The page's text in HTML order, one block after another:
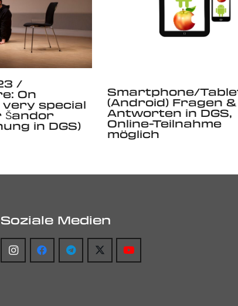
/
On
special
Šandor
in DGS)
Smartphone/
(Android) Fragen &
Antworten in DGS,
Online-Teilnahme
möglich
Soziale Medien